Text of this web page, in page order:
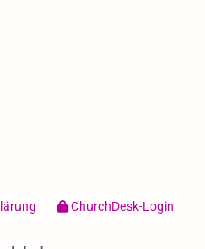
ChurchDesk-Login